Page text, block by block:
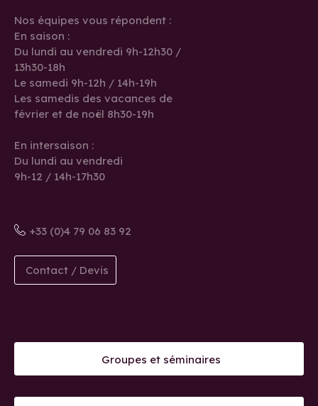
Nos équipes vous répondent :
En saison :
Du lundi au vendredi 9h-12h30 /
13h30-18h
Le samedi 9h-12h / 14h-19h
Les samedis des vacances de
février et de noël 8h30-19h
En intersaison :
Du lundi au vendredi
9h-12 / 14h-17h30
+33 (0)4 79 06 83 92
Contact / Devis
Groupes et séminaires